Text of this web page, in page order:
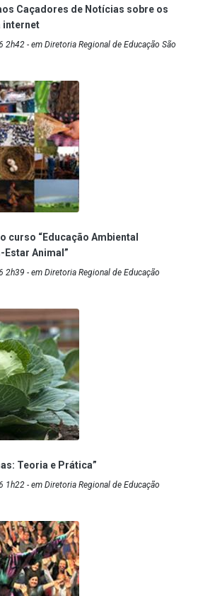
Caçadores de Notícias sobre os
internet
- em Diretoria Regional de Educação São
curso “Educação Ambiental
Estar Animal”
- em Diretoria Regional de Educação
Teoria e Prática”
- em Diretoria Regional de Educação